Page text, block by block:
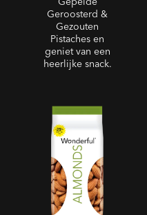
Geroosterd &
Gezouten
Pistaches en
geniet van een
heerlijke snack.
Amandelen